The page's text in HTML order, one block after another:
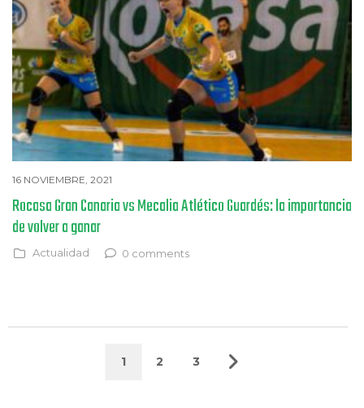
16 NOVIEMBRE, 2021
Rocasa Gran Canaria vs Mecalia Atlético Guardés: la importancia
de volver a ganar
Actualidad 0 comments
1 2 3